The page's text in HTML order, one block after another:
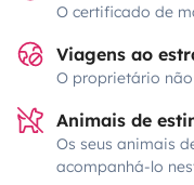
O certificado de
Viagens ao
O proprietário
Animais de
Os seus animais
acompanhá-lo